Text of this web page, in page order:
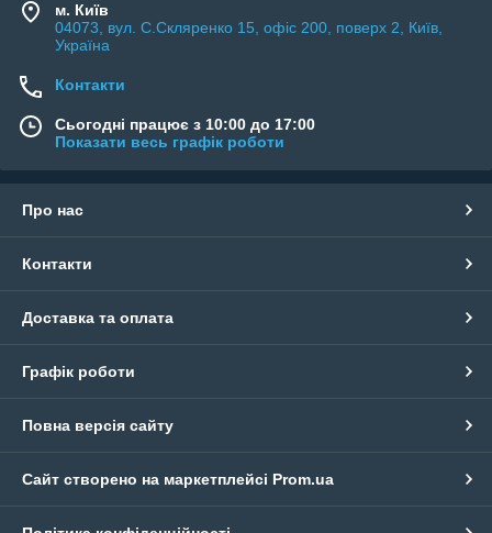
м. Київ
04073, вул. C.Скляренко 15, офіс 200, поверх 2, Київ,
Україна
Контакти
Сьогодні працює з 10:00 до 17:00
Показати весь графік роботи
Про нас
Контакти
Доставка та оплата
Графік роботи
Повна версія сайту
Сайт створено на маркетплейсі Prom.ua